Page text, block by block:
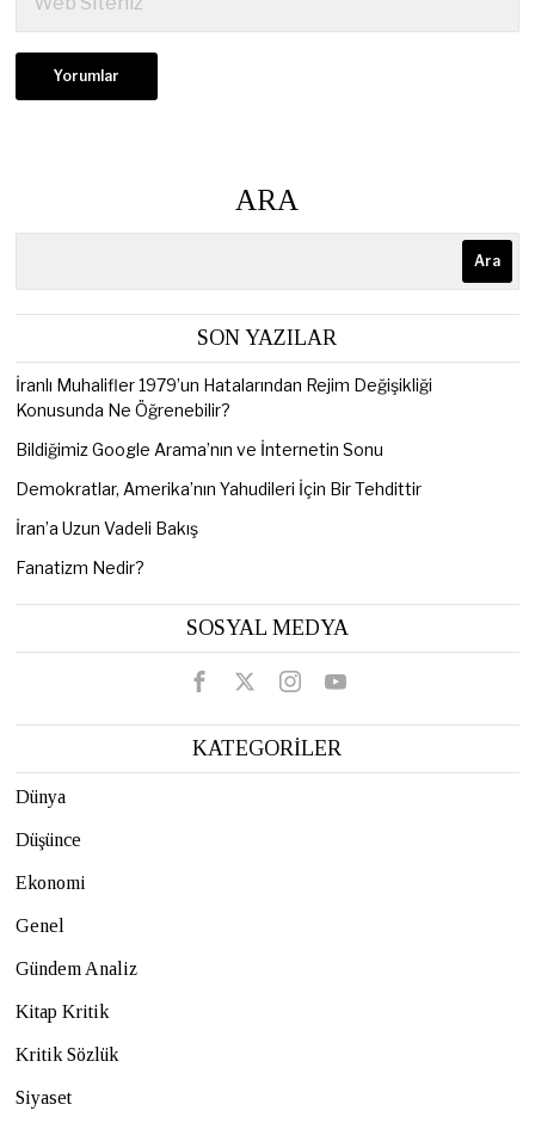
ARA
Ara
SON YAZILAR
İranlı Muhalifler 1979’un Hatalarından Rejim Değişikliği
Konusunda Ne Öğrenebilir?
Bildiğimiz Google Arama’nın ve İnternetin Sonu
Demokratlar, Amerika’nın Yahudileri İçin Bir Tehdittir
İran’a Uzun Vadeli Bakış
Fanatizm Nedir?
SOSYAL MEDYA
KATEGORİLER
Dünya
Düşünce
Ekonomi
Genel
Gündem Analiz
Kitap Kritik
Kritik Sözlük
Siyaset